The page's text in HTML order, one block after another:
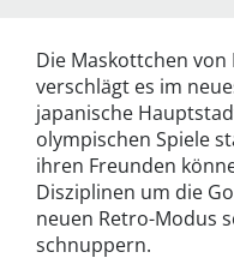
Die Maskottchen
verschlägt es im
japanische
olympischen Spiele
ihren Freunden
Disziplinen um die
neuen Retro-Modus
schnuppern.